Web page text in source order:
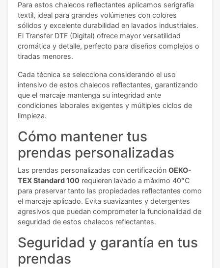
Para estos chalecos reflectantes aplicamos serigrafía
textil, ideal para grandes volúmenes con colores
sólidos y excelente durabilidad en lavados industriales.
El Transfer DTF (Digital) ofrece mayor versatilidad
cromática y detalle, perfecto para diseños complejos o
tiradas menores.
Cada técnica se selecciona considerando el uso
intensivo de estos chalecos reflectantes, garantizando
que el marcaje mantenga su integridad ante
condiciones laborales exigentes y múltiples ciclos de
limpieza.
Cómo mantener tus
prendas personalizadas
Las prendas personalizadas con certificación OEKO-
TEX Standard 100 requieren lavado a máximo 40°C
para preservar tanto las propiedades reflectantes como
el marcaje aplicado. Evita suavizantes y detergentes
agresivos que puedan comprometer la funcionalidad de
seguridad de estos chalecos reflectantes.
Seguridad y garantía en tus
prendas